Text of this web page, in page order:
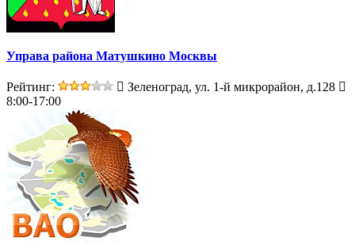
Управа района Матушкино Москвы
Рейтинг:
Зеленоград, ул. 1-й микрорайон, д.128
8:00-17:00